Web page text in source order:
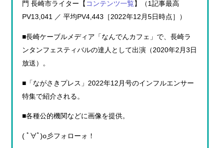
門 長崎市ライター【 コンテンツ一覧】（1記事最高
PV13,041 ／ 平均PV4,443［2022年12月5日時点］）
■長崎ケーブルメディア「なんでんカフェ」で、長崎ラ
ンタンフェスティバルの達人として出演（2020年2月3日
放送）。
■「ながさきプレス」2022年12月号のインフルエンサー
特集で紹介される。
■各種公的機関などに画像を提供。
( ﾟ∀ﾟ)o彡フォローォ！